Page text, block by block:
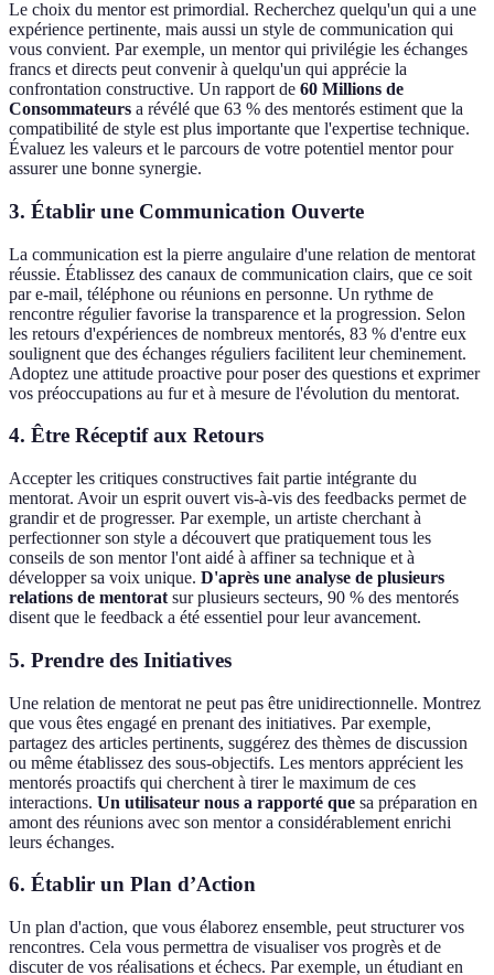
Le choix du mentor est primordial. Recherchez quelqu'un qui a une
expérience pertinente, mais aussi un style de communication qui
vous convient. Par exemple, un mentor qui privilégie les échanges
francs et directs peut convenir à quelqu'un qui apprécie la
confrontation constructive. Un rapport de 60 Millions de
Consommateurs a révélé que 63 % des mentorés estiment que la
compatibilité de style est plus importante que l'expertise technique.
Évaluez les valeurs et le parcours de votre potentiel mentor pour
assurer une bonne synergie.
3. Établir une Communication Ouverte
La communication est la pierre angulaire d'une relation de mentorat
réussie. Établissez des canaux de communication clairs, que ce soit
par e-mail, téléphone ou réunions en personne. Un rythme de
rencontre régulier favorise la transparence et la progression. Selon
les retours d'expériences de nombreux mentorés, 83 % d'entre eux
soulignent que des échanges réguliers facilitent leur cheminement.
Adoptez une attitude proactive pour poser des questions et exprimer
vos préoccupations au fur et à mesure de l'évolution du mentorat.
4. Être Réceptif aux Retours
Accepter les critiques constructives fait partie intégrante du
mentorat. Avoir un esprit ouvert vis-à-vis des feedbacks permet de
grandir et de progresser. Par exemple, un artiste cherchant à
perfectionner son style a découvert que pratiquement tous les
conseils de son mentor l'ont aidé à affiner sa technique et à
développer sa voix unique. D'après une analyse de plusieurs
relations de mentorat sur plusieurs secteurs, 90 % des mentorés
disent que le feedback a été essentiel pour leur avancement.
5. Prendre des Initiatives
Une relation de mentorat ne peut pas être unidirectionnelle. Montrez
que vous êtes engagé en prenant des initiatives. Par exemple,
partagez des articles pertinents, suggérez des thèmes de discussion
ou même établissez des sous-objectifs. Les mentors apprécient les
mentorés proactifs qui cherchent à tirer le maximum de ces
interactions. Un utilisateur nous a rapporté que sa préparation en
amont des réunions avec son mentor a considérablement enrichi
leurs échanges.
6. Établir un Plan d’Action
Un plan d'action, que vous élaborez ensemble, peut structurer vos
rencontres. Cela vous permettra de visualiser vos progrès et de
discuter de vos réalisations et échecs. Par exemple, un étudiant en